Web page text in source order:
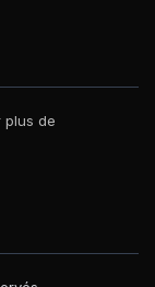
plus de